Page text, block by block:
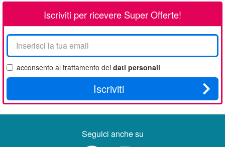
Iscriviti per ricevere Super Offerte!
La
tua
email
acconsento al trattamento dei dati personali
Iscriviti
Seguici anche su